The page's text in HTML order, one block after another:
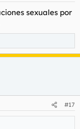
sexuales por
#17